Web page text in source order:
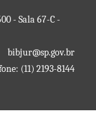
- Sala 67-C -
bibjur@sp.gov.br
(11) 2193-8144